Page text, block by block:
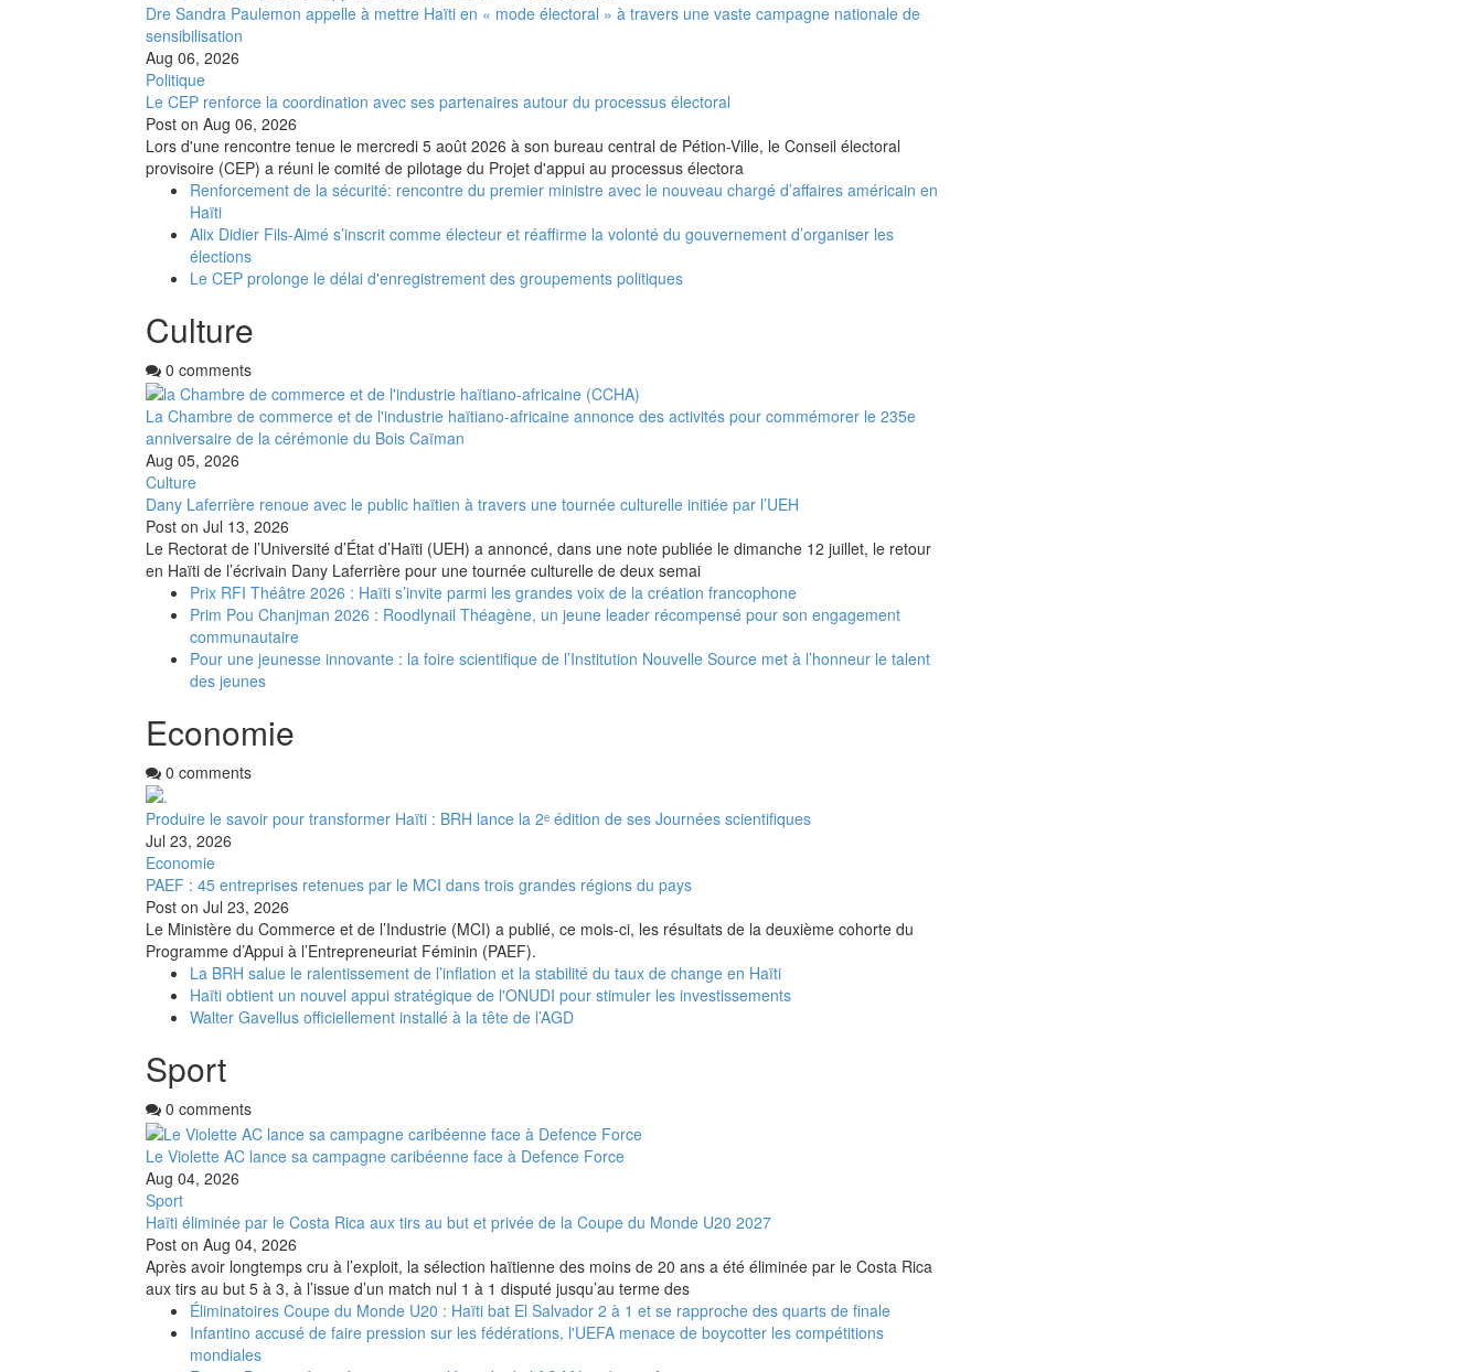
Dre Sandra Paulemon appelle à mettre Haïti en « mode électoral » à travers une vaste campagne nationale de
sensibilisation
Aug 06, 2026
Politique
Le CEP renforce la coordination avec ses partenaires autour du processus électoral
Post on Aug 06, 2026
Lors d'une rencontre tenue le mercredi 5 août 2026 à son bureau central de Pétion-Ville, le Conseil électoral
provisoire (CEP) a réuni le comité de pilotage du Projet d'appui au processus électora
Renforcement de la sécurité: rencontre du premier ministre avec le nouveau chargé d’affaires américain en
Haïti
Alix Didier Fils-Aimé s’inscrit comme électeur et réaffirme la volonté du gouvernement d’organiser les
élections
Le CEP prolonge le délai d'enregistrement des groupements politiques
Culture
0 comments
La Chambre de commerce et de l'industrie haïtiano-africaine annonce des activités pour commémorer le 235e
anniversaire de la cérémonie du Bois Caïman
Aug 05, 2026
Culture
Dany Laferrière renoue avec le public haïtien à travers une tournée culturelle initiée par l’UEH
Post on Jul 13, 2026
Le Rectorat de l’Université d’État d’Haïti (UEH) a annoncé, dans une note publiée le dimanche 12 juillet, le retour
en Haïti de l’écrivain Dany Laferrière pour une tournée culturelle de deux semai
Prix RFI Théâtre 2026 : Haïti s’invite parmi les grandes voix de la création francophone
Prim Pou Chanjman 2026 : Roodlynail Théagène, un jeune leader récompensé pour son engagement
communautaire
Pour une jeunesse innovante : la foire scientifique de l’Institution Nouvelle Source met à l’honneur le talent
des jeunes
Economie
0 comments
Produire le savoir pour transformer Haïti : BRH lance la 2ᵉ édition de ses Journées scientifiques
Jul 23, 2026
Economie
PAEF : 45 entreprises retenues par le MCI dans trois grandes régions du pays
Post on Jul 23, 2026
Le Ministère du Commerce et de l’Industrie (MCI) a publié, ce mois-ci, les résultats de la deuxième cohorte du
Programme d’Appui à l’Entrepreneuriat Féminin (PAEF).
La BRH salue le ralentissement de l’inflation et la stabilité du taux de change en Haïti
Haïti obtient un nouvel appui stratégique de l'ONUDI pour stimuler les investissements
Walter Gavellus officiellement installé à la tête de l’AGD
Sport
0 comments
Le Violette AC lance sa campagne caribéenne face à Defence Force
Aug 04, 2026
Sport
Haïti éliminée par le Costa Rica aux tirs au but et privée de la Coupe du Monde U20 2027
Post on Aug 04, 2026
Après avoir longtemps cru à l’exploit, la sélection haïtienne des moins de 20 ans a été éliminée par le Costa Rica
aux tirs au but 5 à 3, à l’issue d’un match nul 1 à 1 disputé jusqu’au terme des
Éliminatoires Coupe du Monde U20 : Haïti bat El Salvador 2 à 1 et se rapproche des quarts de finale
Infantino accusé de faire pression sur les fédérations, l'UEFA menace de boycotter les compétitions
mondiales